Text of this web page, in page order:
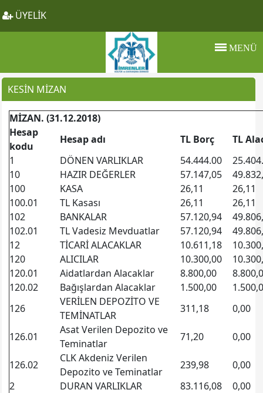
ÜYELİK
MENÜ
KESIN MIZAN
MİZAN. (31.12.2018)
Hesap
kodu
Hesap adı TL Borç
TL
1
DÖNEN VARLIKLAR 54.444.00
10
HAZIR DEĞERLER 57.147,05
100
KASA 26,11
26,11
100.01
TL Kasası 26,11
26,11
102
BANKALAR 57.120,94
102.01
TL Vadesiz Mevduatlar 57.120,94
12
TİCARİ ALACAKLAR 10.611,18
120
ALICILAR 10.300,00
120.01
Aidatlardan Alacaklar 8.800,00
120.02
Bağışlardan Alacaklar 1.500,00
126
VERİLEN DEPOZİTO VE
TEMİNATLAR
311,18 0,00
126.01
Asat Verilen Depozito ve
Teminatlar
71,20 0,00
126.02
CLK Akdeniz Verilen
Depozito ve Teminatlar
239,98
0,00
2
DURAN VARLIKLAR 83.116,08
0,00